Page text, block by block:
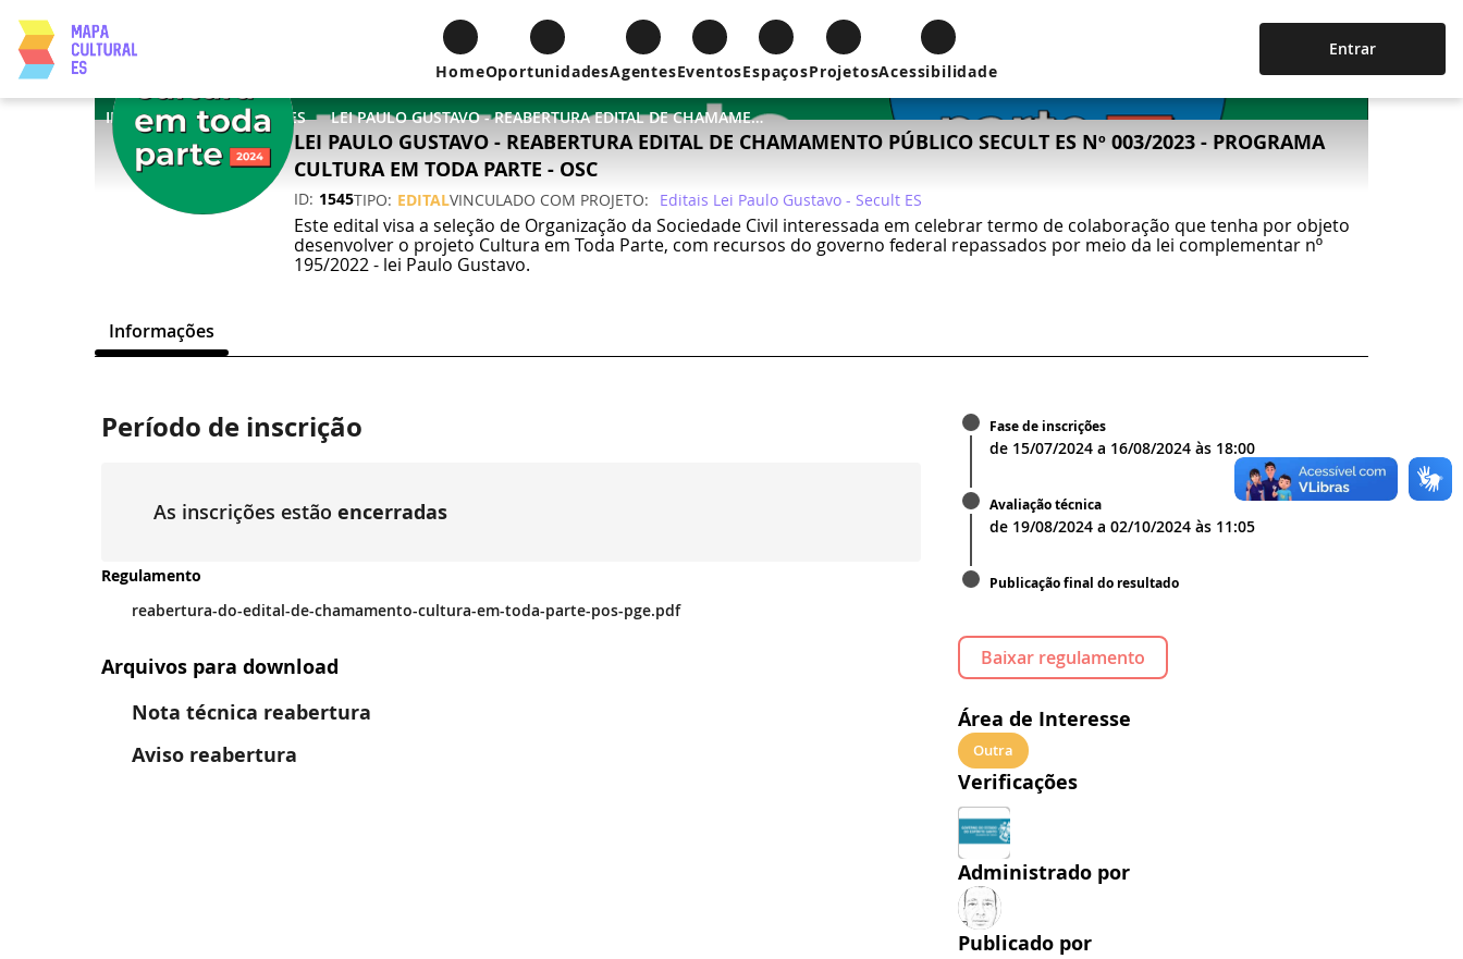
HomeOportunidadesAgentesEventosEspaçosProjetosAcessibilidade
Entrar
INICIO OPORTUNIDADES LEI PAULO GUSTAVO - REABERTURA EDITAL DE CHAMAMENTO PÚBLICO SECULT ES Nº 003/2023 - PROGRAMA CULTURA EM TODA PARTE - OSC
LEI PAULO GUSTAVO - REABERTURA EDITAL DE CHAMAMENTO PÚBLICO SECULT ES Nº 003/2023 - PROGRAMA
CULTURA EM TODA PARTE - OSC
ID 1545TIPO EDITALVINCULADO COM PROJETO Editais Lei Paulo Gustavo - Secult ES
Este edital visa a seleção de Organização da Sociedade Civil interessada em celebrar termo de colaboração que tenha por objeto
desenvolver o projeto Cultura em Toda Parte, com recursos do governo federal repassados por meio da lei complementar nº
195/2022 - lei Paulo Gustavo.
Informações
Período de inscrição
As inscrições estão encerradas
Regulamento
reabertura-do-edital-de-chamamento-cultura-em-toda-parte-pos-pge.pdf
Arquivos para download
Nota técnica reabertura
Aviso reabertura
Fase de inscrições
de 15/07/2024 a 16/08/2024 às 18:00
Avaliação técnica
de 19/08/2024 a02/10/2024 às 11:05
Publicação final do resultado
Baixar regulamento
Área de Interesse
Outra
Verificações
Administrado por
Publicado por